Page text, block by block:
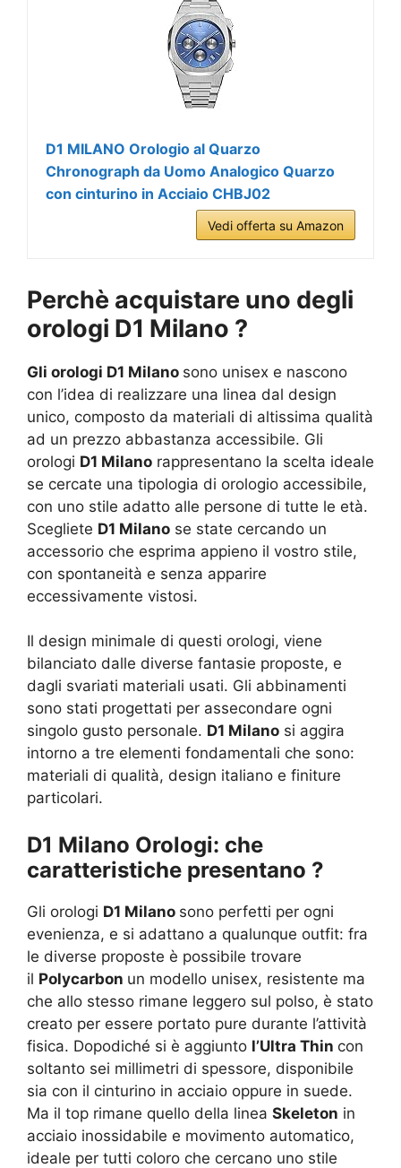
D1 MILANO Orologio al Quarzo
Chronograph da Uomo Analogico Quarzo
con cinturino in Acciaio CHBJ02
Vedi offerta su Amazon
Perchè acquistare uno degli
orologi D1 Milano ?
Gli orologi D1 Milano sono unisex e nascono
con l’idea di realizzare una linea dal design
unico, composto da materiali di altissima qualità
ad un prezzo abbastanza accessibile. Gli
orologi D1 Milano rappresentano la scelta ideale
se cercate una tipologia di orologio accessibile,
con uno stile adatto alle persone di tutte le età.
Scegliete D1 Milano se state cercando un
accessorio che esprima appieno il vostro stile,
con spontaneità e senza apparire
eccessivamente vistosi.
Il design minimale di questi orologi, viene
bilanciato dalle diverse fantasie proposte, e
dagli svariati materiali usati. Gli abbinamenti
sono stati progettati per assecondare ogni
singolo gusto personale. D1 Milano si aggira
intorno a tre elementi fondamentali che sono:
materiali di qualità, design italiano e finiture
particolari.
D1 Milano Orologi: che
caratteristiche presentano ?
Gli orologi D1 Milano sono perfetti per ogni
evenienza, e si adattano a qualunque outfit: fra
le diverse proposte è possibile trovare
il Polycarbon un modello unisex, resistente ma
che allo stesso rimane leggero sul polso, è stato
creato per essere portato pure durante l’attività
fisica. Dopodiché si è aggiunto l’Ultra Thin con
soltanto sei millimetri di spessore, disponibile
sia con il cinturino in acciaio oppure in suede.
Ma il top rimane quello della linea Skeleton in
acciaio inossidabile e movimento automatico,
ideale per tutti coloro che cercano uno stile